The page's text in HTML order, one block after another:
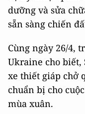
dưỡng và sửa
sẵn sàng chiến
Cùng ngày 26/4,
Ukraine cho biết,
xe thiết giáp chở
chuẩn bị cho
mùa xuân.